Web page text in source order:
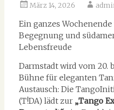
März 14, 2026
Ein ganzes
Begegnung und
Lebensfreude
Darmstadt wird vom 20.
Bühne für eleganten
Austausch: Die
(T!DA) lädt zur „Tango